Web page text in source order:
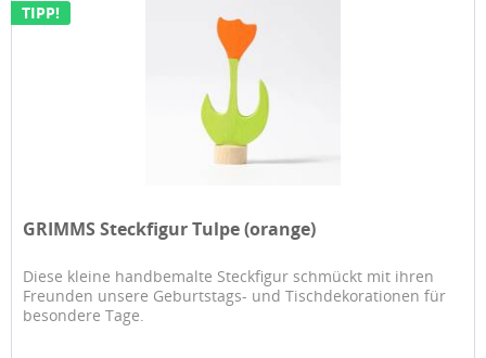
TIPP!
GRIMMS Steckfigur Tulpe (orange)
Diese kleine handbemalte Steckfigur schmückt mit ihren
Freunden unsere Geburtstags- und Tischdekorationen für
besondere Tage.